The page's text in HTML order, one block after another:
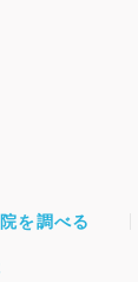
を調べる